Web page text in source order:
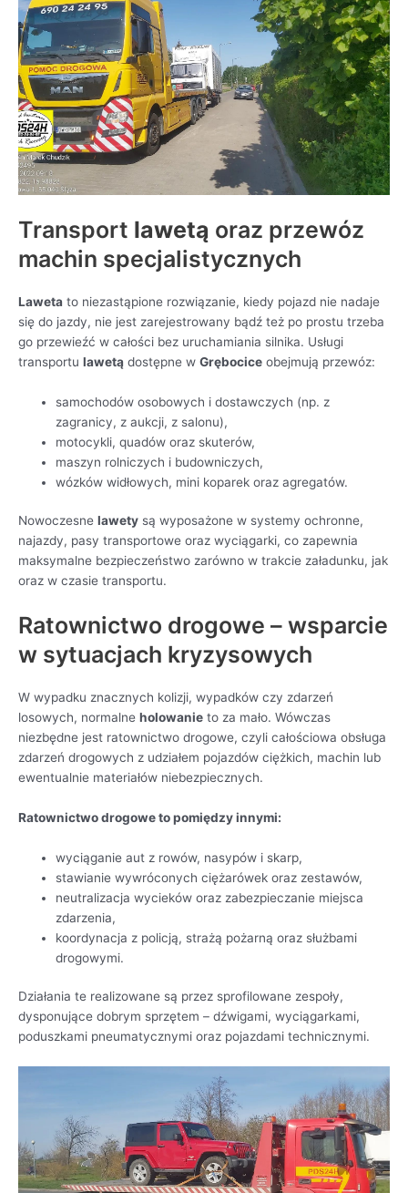
Transport lawetą oraz przewóz
machin specjalistycznych
Laweta to niezastąpione rozwiązanie, kiedy pojazd nie nadaje
się do jazdy, nie jest zarejestrowany bądź też po prostu trzeba
go przewieźć w całości bez uruchamiania silnika. Usługi
transportu lawetą dostępne w Grębocice obejmują przewóz:
samochodów osobowych i dostawczych (np. z
zagranicy, z aukcji, z salonu),
motocykli, quadów oraz skuterów,
maszyn rolniczych i budowniczych,
wózków widłowych, mini koparek oraz agregatów.
Nowoczesne lawety są wyposażone w systemy ochronne,
najazdy, pasy transportowe oraz wyciągarki, co zapewnia
maksymalne bezpieczeństwo zarówno w trakcie załadunku, jak
oraz w czasie transportu.
Ratownictwo drogowe – wsparcie
w sytuacjach kryzysowych
W wypadku znacznych kolizji, wypadków czy zdarzeń
losowych, normalne holowanie to za mało. Wówczas
niezbędne jest ratownictwo drogowe, czyli całościowa obsługa
zdarzeń drogowych z udziałem pojazdów ciężkich, machin lub
ewentualnie materiałów niebezpiecznych.
Ratownictwo drogowe to pomiędzy innymi:
wyciąganie aut z rowów, nasypów i skarp,
stawianie wywróconych ciężarówek oraz zestawów,
neutralizacja wycieków oraz zabezpieczanie miejsca
zdarzenia,
koordynacja z policją, strażą pożarną oraz służbami
drogowymi.
Działania te realizowane są przez sprofilowane zespoły,
dysponujące dobrym sprzętem – dźwigami, wyciągarkami,
poduszkami pneumatycznymi oraz pojazdami technicznymi.